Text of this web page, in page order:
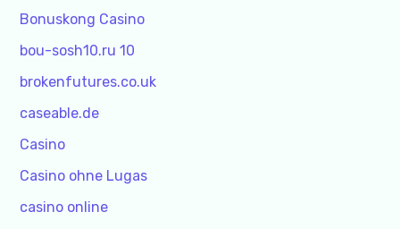
Bonuskong Casino
bou-sosh10.ru 10
brokenfutures.co.uk
caseable.de
Casino
Casino ohne Lugas
casino online